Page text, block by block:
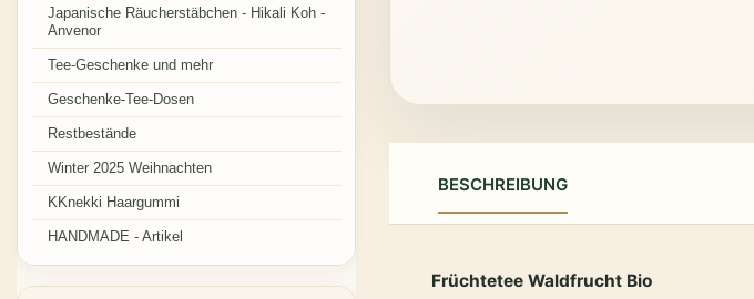
BESCHREIBUNG
Früchtetee Waldfrucht Bio
Japanische Räucherstäbchen - Hikali Koh -
Anvenor
Tee-Geschenke und mehr
Geschenke-Tee-Dosen
Restbestände
Winter 2025 Weihnachten
KKnekki Haargummi
HANDMADE - Artikel